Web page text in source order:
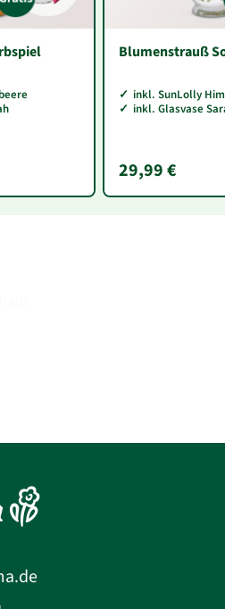
Blumenstrauß
inkl. SunLolly
inkl. Glasvase
29,99 €